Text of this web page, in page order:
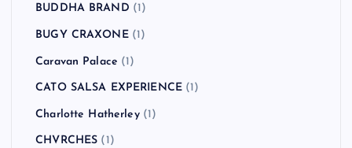
BUDDHA BRAND (1)
BUGY CRAXONE(1)
Caravan Palace (1)
CATO SALSA EXPERIENCE (1)
Charlotte Hatherley(1)
CHVRCHES (1)